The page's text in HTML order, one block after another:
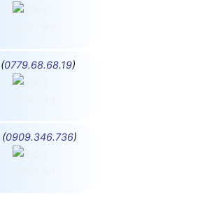
(0779.68.68.19)
(0909.346.736)